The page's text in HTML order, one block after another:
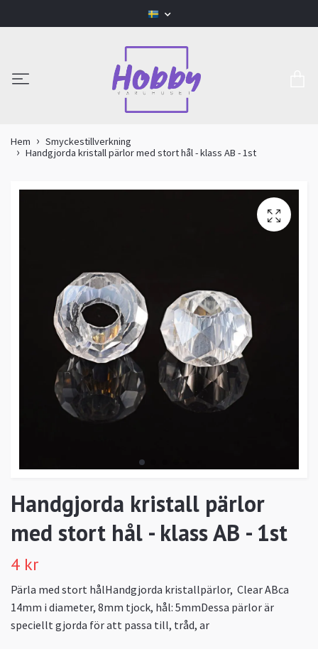
Hem
Smyckestillverkning
Handgjorda kristall pärlor med stort hål - klass AB - 1st
Handgjorda kristall pärlor
med stort hål - klass AB - 1st
4 kr
Pärla med stort hålHandgjorda kristallpärlor, Clear ABca
14mm i diameter, 8mm tjock, hål: 5mmDessa pärlor är
speciellt gjorda för att passa till, tråd, ar